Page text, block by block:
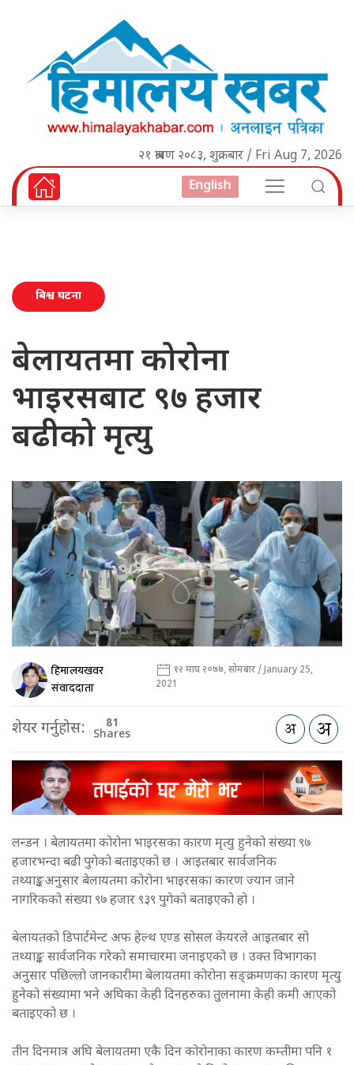
२१ श्रावण २०८३, शुक्रबार / Fri Aug 7, 2026
English
बिश्व घटना
बेलायतमा कोरोना
भाइरसबाट ९७ हजार
बढीको मृत्यु
हिमालयखवर
संवाददाता
१२ माघ २०७७, सोमबार / January 25,
2021
शेयर गर्नुहोस: 81
Shares
लन्डन । बेलायतमा कोरोना भाइरसका कारण मृत्यु हुनेको संख्या ९७
हजारभन्दा बढी पुगेको बताइएको छ । आइतबार सार्वजनिक
तथ्याङ्कअनुसार बेलायतमा कोरोना भाइरसका कारण ज्यान जाने
नागरिकको संख्या ९७ हजार ९३९ पुगेको बताइएको हो ।
बेलायतको डिपार्टमेन्ट अफ हेल्थ एण्ड सोसल केयरले आइतबार सो
तथ्याङ्क सार्वजनिक गरेको समाचारमा जनाइएको छ । उक्त विभागका
अनुसार पछिल्लो जानकारीमा बेलायतमा कोरोना सङ्क्रमणका कारण मृत्यु
हुनेको संख्यामा भने अघिका केही दिनहरुका तुलनामा केही कमी आएको
बताइएको छ ।
तीन दिनमात्र अघि बेलायतमा एकै दिन कोरोनाका कारण कम्तीमा पनि १